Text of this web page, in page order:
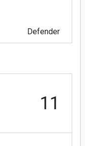
Defender
11